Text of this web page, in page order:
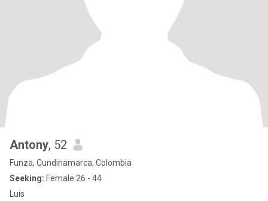
Antony, 52
Funza, Cundinamarca, Colombia
Seeking: Female 26 - 44
Luis